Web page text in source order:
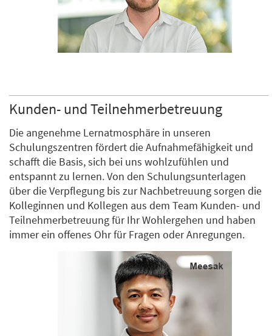
Kunden- und Teilnehmerbetreuung
Die angenehme Lernatmosphäre in unseren
Schulungszentren fördert die Aufnahmefähigkeit und
schafft die Basis, sich bei uns wohlzufühlen und
entspannt zu lernen. Von den Schulungsunterlagen
über die Verpflegung bis zur Nachbetreuung sorgen die
Kolleginnen und Kollegen aus dem Team Kunden- und
Teilnehmerbetreuung für Ihr Wohlergehen und haben
immer ein offenes Ohr für Fragen oder Anregungen.